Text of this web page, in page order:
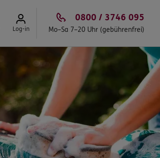
Log-in
0800 / 3746 095
Mo–Sa 7–20 Uhr (gebührenfrei)